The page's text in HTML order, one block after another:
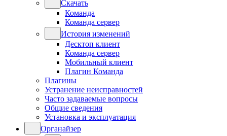
Скачать
Команда
Команда сервер
История изменений
Десктоп клиент
Команда сервер
Мобильный клиент
Плагин Команда
Плагины
Устранение неисправностей
Часто задаваемые вопросы
Общие сведения
Установка и эксплуатация
Органайзер